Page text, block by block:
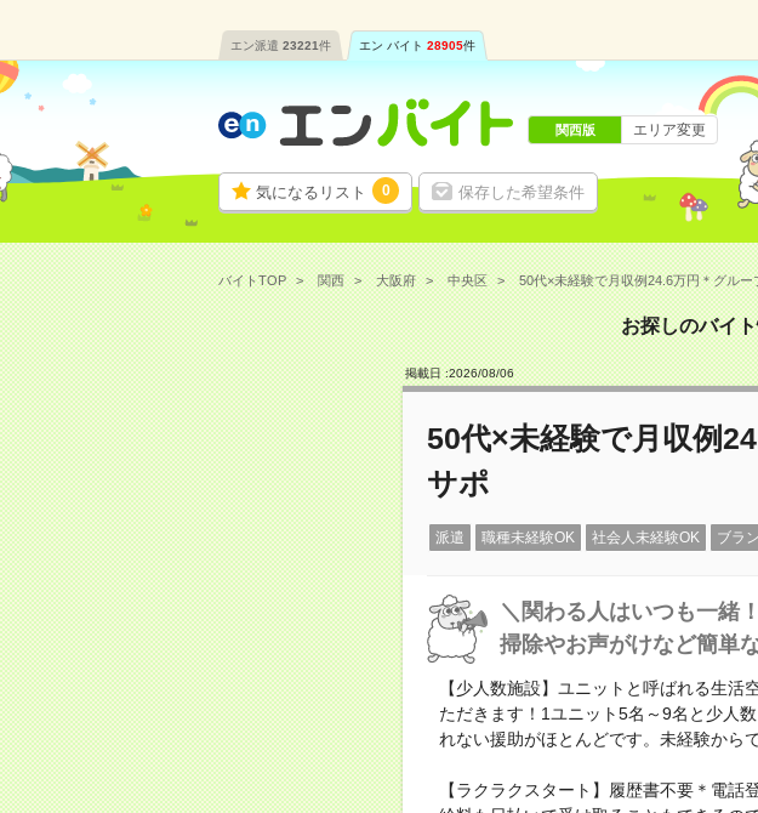
エン派遣 23221件 エン バイト 28905件
気になるリスト 0 保存した希望条件
関西版 エリア変更
バイトTOP 関西 大阪府 中央区 50代×未経験で月収例24.6万円＊グル
お探しのバイ
掲載日 :2026/08/06
50代×未経験で月収例
サポ
派遣 職種未経験OK 社会人未経験OK ブラ
＼関わる人はいつも一緒
掃除やお声がけなど簡単
【少人数施設】ユニットと呼ばれる生
ただきます！1ユニット5名～9名と少人
れない援助がほとんどです。未経験から
【ラクラクスタート】履歴書不要＊電話